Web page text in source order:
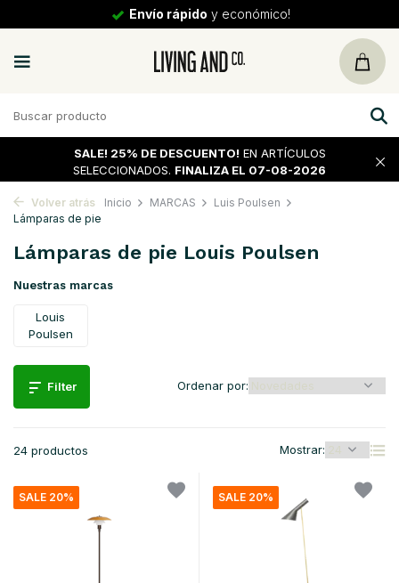
30 díasde vuelta
SALE! 25% DE DESCUENTO! EN ARTÍCULOS
SELECCIONADOS. FINALIZA EL 07-08-2026
Volver atrás Inicio MARCAS
Luis Poulsen
Lámparas de pie
Lámparas de pie Louis Poulsen
Nuestras marcas
Louis
Poulsen
Filter
24 productos Mostrar:
Ordenar por:
SALE 20% SALE 20%